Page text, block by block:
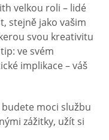
velkou roli – lidé
stejně jako vašim
svou kreativitu
ve svém
implikace – váš
moci službu
zážitky, užít si